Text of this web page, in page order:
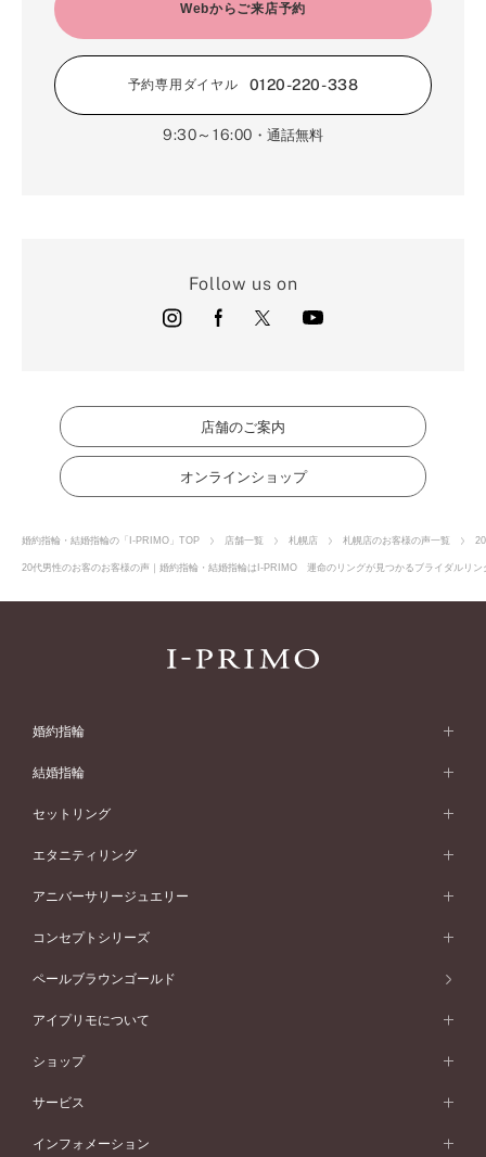
Webからご来店予約
予約専用ダイヤル 0120-220-338
9:30～16:00 ・通話無料
Follow us on
店舗のご案内
オンラインショップ
婚約指輪・結婚指輪の「I-PRIMO」TOP 店舗一覧 札幌店 札幌店のお客様の声一覧
20代男性のお客のお客様の声｜婚約指輪・結婚指輪はI-PRIMO 運命のリングが見つかるブライダルリ
婚約指輪
婚約指輪 (エンゲージリング)
婚約指輪一覧
ピンクゴールド
ペールブラウンゴールド
ウェーブライン
V字ライン
ワンサイドメレ
ダブルサイドメレ
シンプル
フェミニン
モード
50万円台～
40万円台～
30万円台～
婚約指輪 人気ランキング
婚約ネックレス
ダイヤモンドシェイプコレクション
結婚指輪
結婚指輪 (マリッジリング)
結婚指輪一覧
ピンクゴールド
ペールブラウンゴールド
ウェーブライン
V字ライン
ワンメレ
セベラルメレ
シンプル
フェミニン
モード
50万円～
40万円～50万円
セットリング
セットリング
セットリング一覧
ピンクゴールド
ペールブラウンゴールド
エタニティリング
エタニティリング
エタニティリング一覧
ピンクゴールド
ペールブラウンゴールド
アニバーサリージュエリー
アニバーサリージュエリー
アニバーサリージュエリー一覧
ファッションリング
ブレスレット
コンセプトシリーズ
コンセプトシリーズ
オリジンビリーフ
エトワル
スワハ
ペールブラウンゴールド
アイプリモについて
アイプリモについて
パーソナルハンド診断
デザインへのこだわり
ショップ
店舗一覧
北海道
サービス
プロポーズサポート
インフォメーション